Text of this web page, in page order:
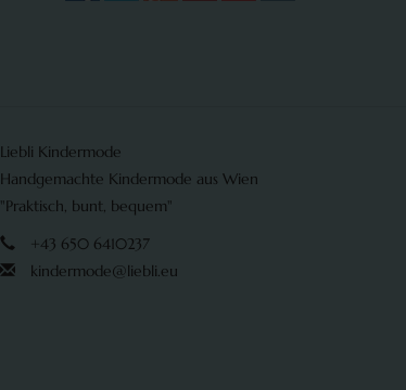
Liebli Kindermode
Handgemachte Kindermode aus Wien
"Praktisch, bunt, bequem"
+43 650 6410237
kindermode@liebli.eu